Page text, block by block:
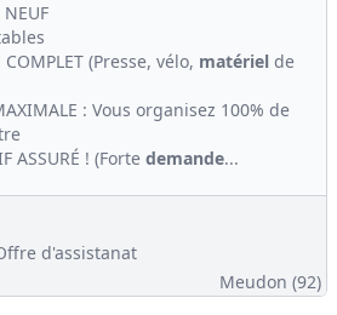
COMPLET (Presse, vélo, matériel de
: Vous organisez 100% de
ASSURÉ ! (Forte demande...
d'assistanat
Meudon (92)